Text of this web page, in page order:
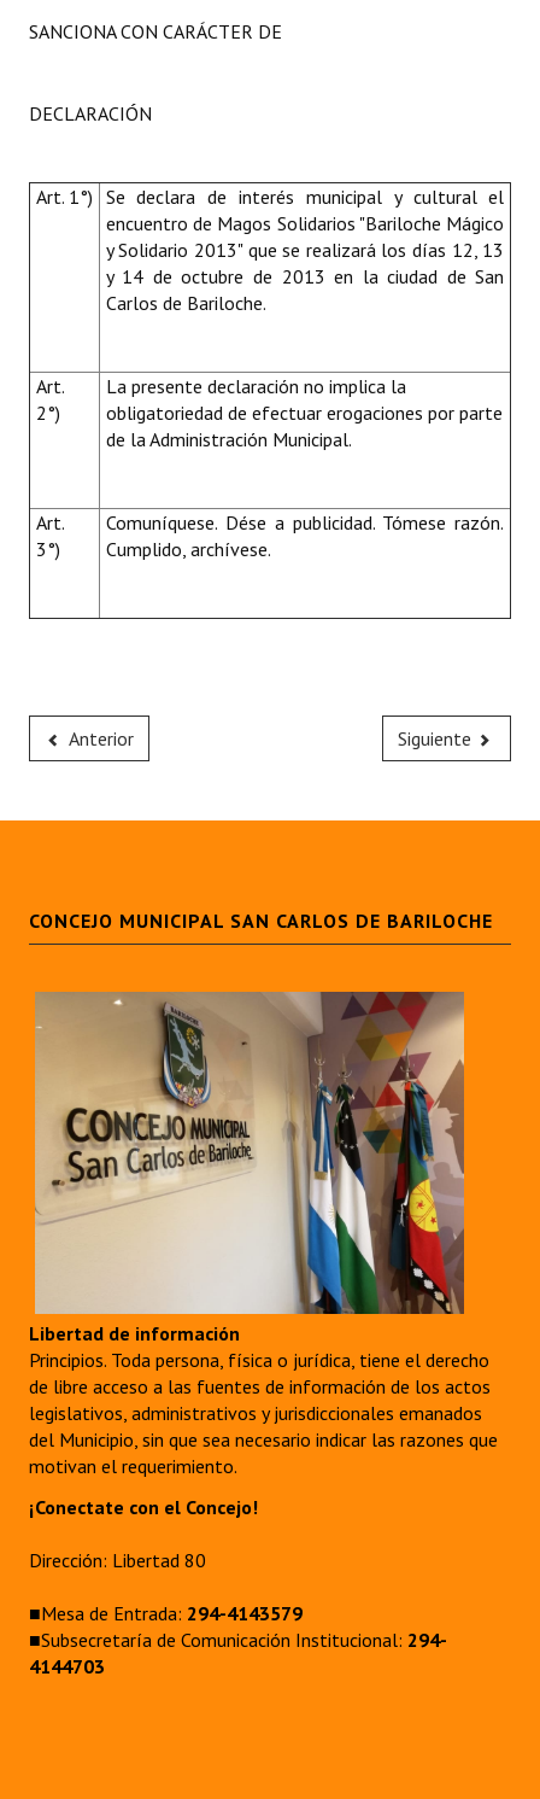
SANCIONA CON CARÁCTER DE
DECLARACIÓN
Art. 1°) Se declara de interés municipal y cultural el
encuentro de Magos Solidarios "Bariloche Mágico
y Solidario 2013" que se realizará los días 12, 13
y 14 de octubre de 2013 en la ciudad de San
Carlos de Bariloche.
Art.
2°)
La presente declaración no implica la
obligatoriedad de efectuar erogaciones por parte
de la Administración Municipal.
Art.
3°)
Comuníquese. Dése a publicidad. Tómese razón.
Cumplido, archívese.
Anterior Siguiente
CONCEJO MUNICIPAL SAN CARLOS DE BARILOCHE
Libertad de información
Principios. Toda persona, física o jurídica, tiene el derecho
de libre acceso a las fuentes de información de los actos
legislativos, administrativos y jurisdiccionales emanados
del Municipio, sin que sea necesario indicar las razones que
motivan el requerimiento.
¡Conectate con el Concejo!
Dirección: Libertad 80
■Mesa de Entrada: 294-4143579
■Subsecretaría de Comunicación Institucional: 294-
4144703